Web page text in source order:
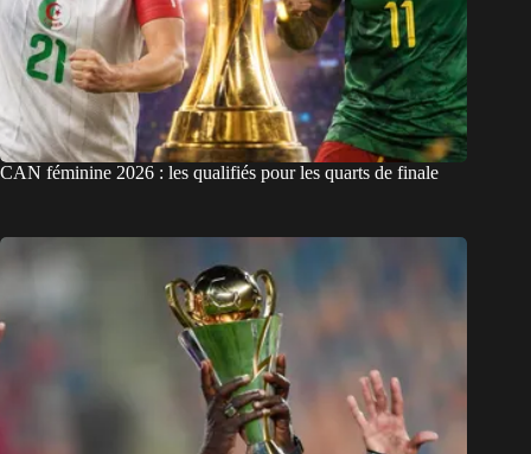
CAN féminine 2026 : les qualifiés pour les quarts de finale